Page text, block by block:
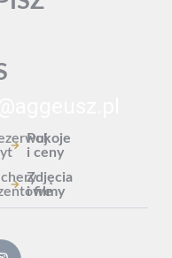
Pokoje
i ceny
Zdjęcia
i filmy